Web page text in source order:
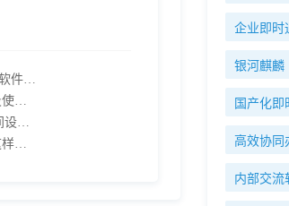
企业即时
银河麒麟
国产化即
高效协同
内部交流